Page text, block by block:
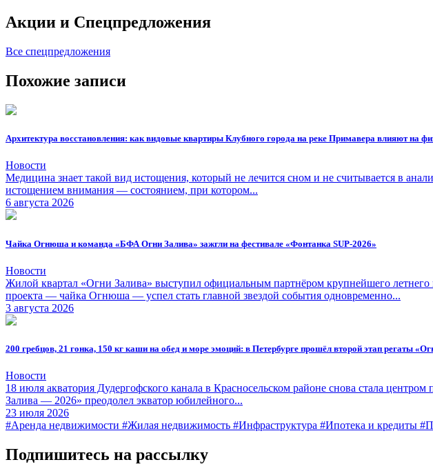
Акции и Спецпредложения
Все спецпредложения
Похожие записи
Архитектура восстановления: как видовые квартиры Клубного города на реке Примавера влияют на
Новости
Медицина знает такой вид истощения, который не лечится сном и не считывается в
истощением внимания — состоянием, при котором...
6 августа 2026
Чайка Огнюша и команда «БФА Огни Залива» зажгли на фестивале «Фонтанка SUP-2026»
Новости
Жилой квартал «Огни Залива» выступил официальным партнёром крупнейшего
проекта — чайка Огнюша — успел стать главной звездой события одновременно...
3 августа 2026
200 гребцов, 21 гонка, 150 кг каши на обед и море эмоций: в Петербурге прошёл второй этап регаты
Новости
18 июля акватория Дудергофского канала в Красносельском районе снова стала
Залива — 2026» преодолел экватор юбилейного...
23 июля 2026
#Аренда недвижимости #Жилая недвижимость #Инфраструктура #Ипотека и кредиты
Подпишитесь на рассылку